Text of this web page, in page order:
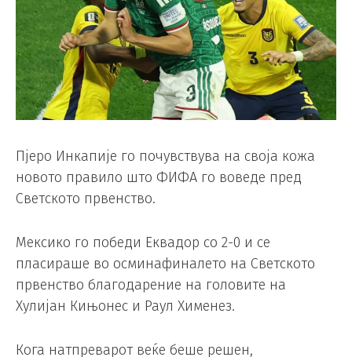
Пјеро Инкапије го почувствува на своја кожа
новото правило што ФИФА го воведе пред
Светското првенство.
Мексико го победи Еквадор со 2-0 и се
пласираше во осминафиналето на Светското
првенство благодарение на головите на
Хулијан Кињонес и Раул Хименез.
Кога натпреварот веќе беше решен,